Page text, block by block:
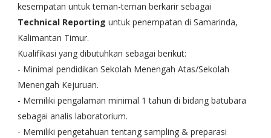
kesempatan untuk teman-teman berkarir sebagai
Technical Reporting untuk penempatan di Samarinda,
Kalimantan Timur.
Kualifikasi yang dibutuhkan sebagai berikut:
- Minimal pendidikan Sekolah Menengah Atas/Sekolah
Menengah Kejuruan.
- Memiliki pengalaman minimal 1 tahun di bidang batubara
sebagai analis laboratorium.
- Memiliki pengetahuan tentang sampling & preparasi